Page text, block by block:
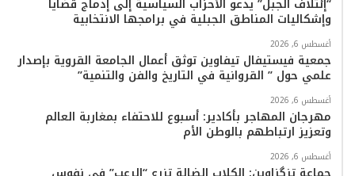
وإشكاليات المناطق الجبلية في برامجها الانتخابية
أغسطس 6, 2026
جمعية فيستيفال تيفاوين توثق أعمال الجامعة القروية بإصدار
علمي حول ” القروانية في التاريخ والفن والتنمية”
أغسطس 6, 2026
مهرجان المهاجر بأكادير: أسبوع للاحتفاء بمغاربة العالم
وتعزيز ارتباطهم بالوطن الأم
أغسطس 6, 2026